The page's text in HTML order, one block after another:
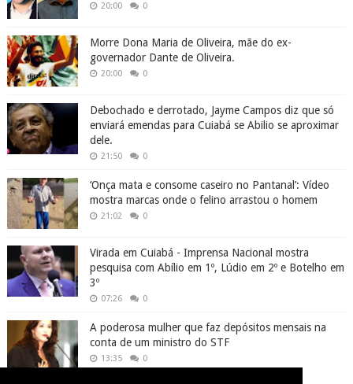
20:00 0
Morre Dona Maria de Oliveira, mãe do ex-
governador Dante de Oliveira.
20:00 0
Debochado e derrotado, Jayme Campos diz que só
enviará emendas para Cuiabá se Abilio se aproximar
dele.
21:50 0
‘Onça mata e consome caseiro no Pantanal’: Vídeo
mostra marcas onde o felino arrastou o homem
21:02 0
Virada em Cuiabá - Imprensa Nacional mostra
pesquisa com Abílio em 1º, Lúdio em 2º e Botelho em
3º
07:26 0
A poderosa mulher que faz depósitos mensais na
conta de um ministro do STF
13:35 0